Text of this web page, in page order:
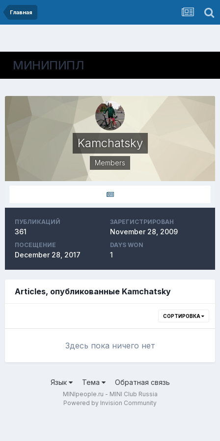
Главная
МИНИПИПЛ
Kamchatsky
Members
ПУБЛИКАЦИЙ
361
ЗАРЕГИСТРИРОВАН
November 28, 2009
ПОСЕЩЕНИЕ
December 28, 2017
DAYS WON
1
Articles, опубликованные Kamchatsky
СОРТИРОВКА
Здесь пока ничего нет
Язык Тема Обратная связь
MINIpeople.ru - MINI Club Russia
Powered by Invision Community